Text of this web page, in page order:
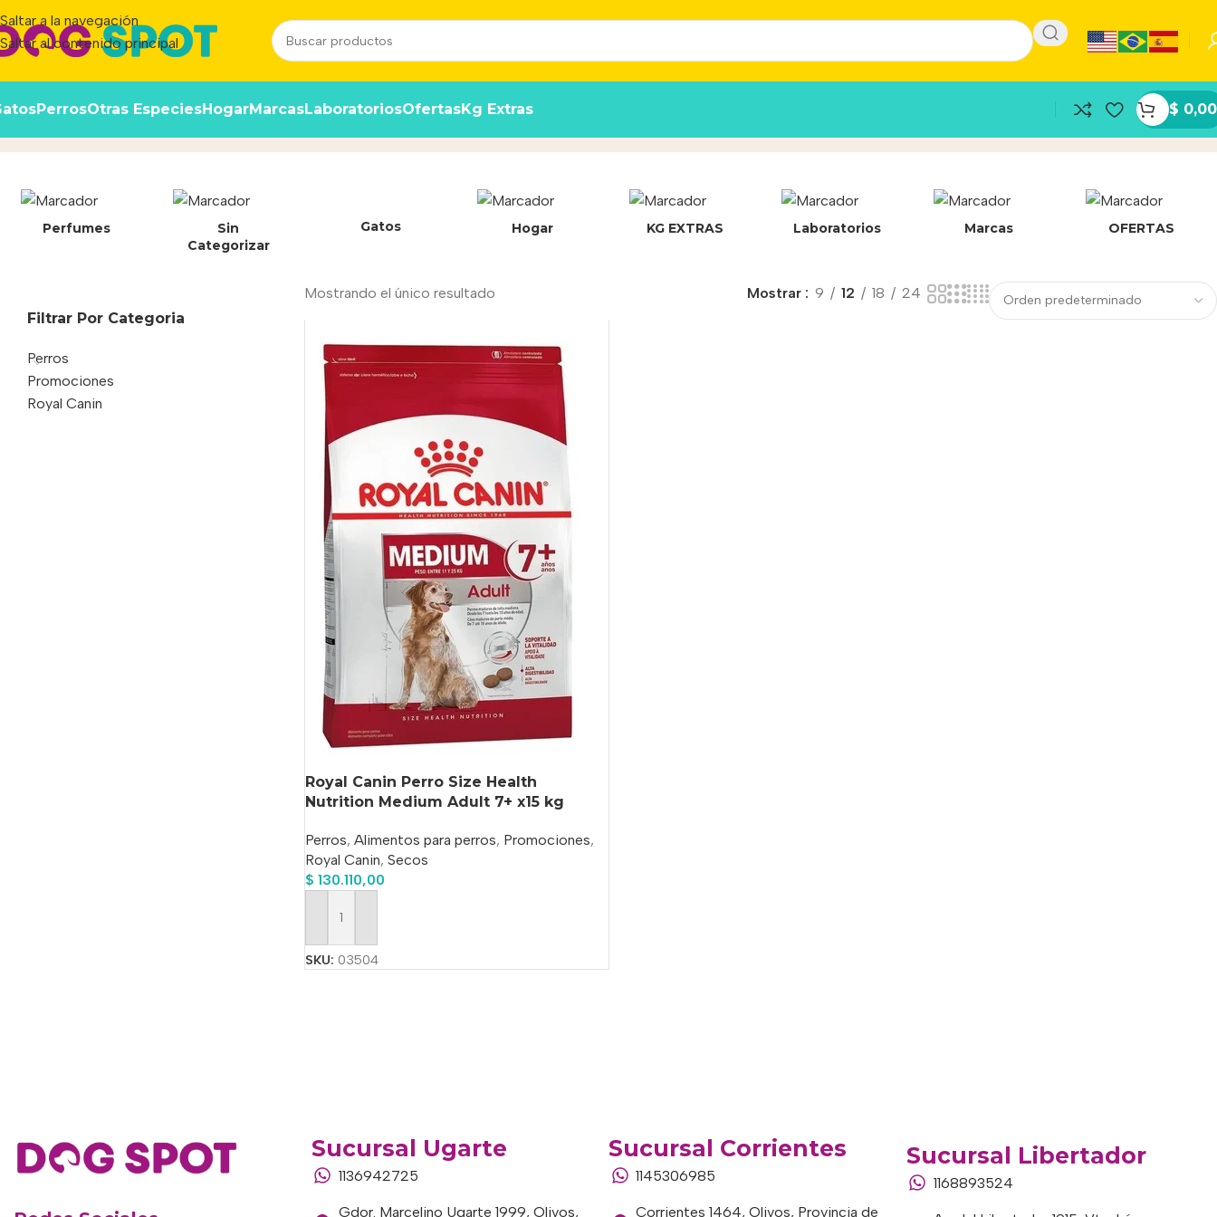
Saltar a la navegación
Saltar al contenido principal
PerrosOtras EspeciesHogarMarcasLaboratoriosOfertasKg Extras $ 0,00
7790187004009
Perfumes
Sin
Categorizar
Gatos Hogar KG EXTRAS Laboratorios Marcas OFERTAS
Filtrar Por Categoria
Perros
Promociones
Royal Canin
Mostrando el único resultado Mostrar 9 12 18 24
Royal Canin Perro Size Health
Nutrition Medium Adult 7+ x15 kg
Perros, Alimentos para perros, Promociones,
Royal Canin, Secos
$ 130.110,00
Añadir Al Carrito
SKU: 03504
Sucursal Ugarte
1136942725
Gdor. Marcelino Ugarte 1999, Olivos,
Sucursal Corrientes
1145306985
Corrientes 1464, Olivos, Provincia de
Sucursal Libertador
1168893524